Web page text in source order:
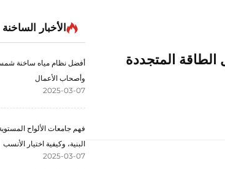
الأخبار الساخنة
أفضل نظام مياه ساخنة
وأصحاب الأعمال
2025-03-07
فهم جامعات الألواح
البنية، وكيفية اختيار الأنسب
2025-03-07